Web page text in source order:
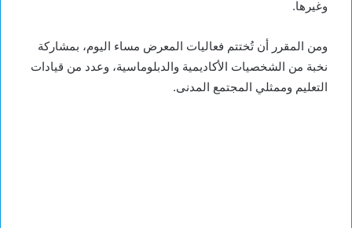
وغيرها.
ومن المقرر أن تُختتم فعاليات المعرض مساء اليوم، بمشاركة
نخبة من الشخصيات الأكاديمية والدبلوماسية، وعدد من قيادات
التعليم وممثلي المجتمع المدنى.